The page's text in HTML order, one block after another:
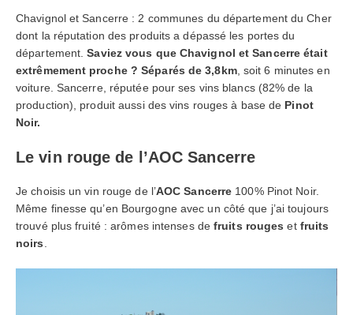
Chavignol et Sancerre : 2 communes du département du Cher
dont la réputation des produits a dépassé les portes du
département.Saviez vous que Chavignol et Sancerre était
extrêmement proche ? Séparés de 3,8km, soit 6 minutes en
voiture. Sancerre, réputée pour ses vins blancs (82% de la
production), produit aussi des vins rouges à base de Pinot
Noir.
Le vin rouge de l’AOC Sancerre
Je choisis un vin rouge de l’AOC Sancerre 100% Pinot Noir.
Même finesse qu’en Bourgogne avec un côté que j’ai toujours
trouvé plus fruité : arômes intenses defruits rouges et fruits
noirs